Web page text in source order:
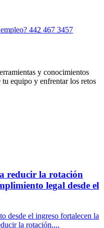
442 467 3457
y conocimientos
equipo y enfrentar los retos
reducir la rotación
legal desde el
desde el ingreso fortalecen la
la rotación....